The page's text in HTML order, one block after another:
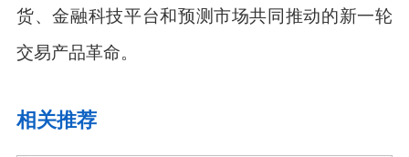
货、金融科技平台和预测市场共同推动的新一轮
交易产品革命。
相关推荐